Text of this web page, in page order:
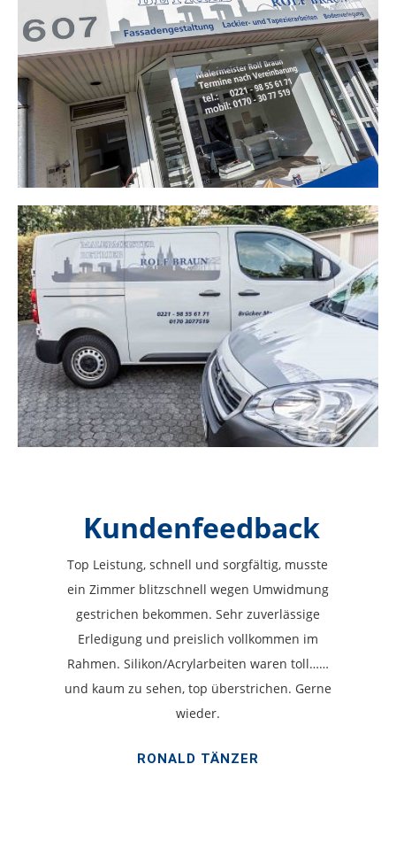
Kundenfeedback
Top Leistung, schnell und sorgfältig, musste
ein Zimmer blitzschnell wegen Umwidmung
gestrichen bekommen. Sehr zuverlässige
Erledigung und preislich vollkommen im
Rahmen. Silikon/Acrylarbeiten waren toll……
und kaum zu sehen, top überstrichen. Gerne
wieder.
RONALD TÄNZER